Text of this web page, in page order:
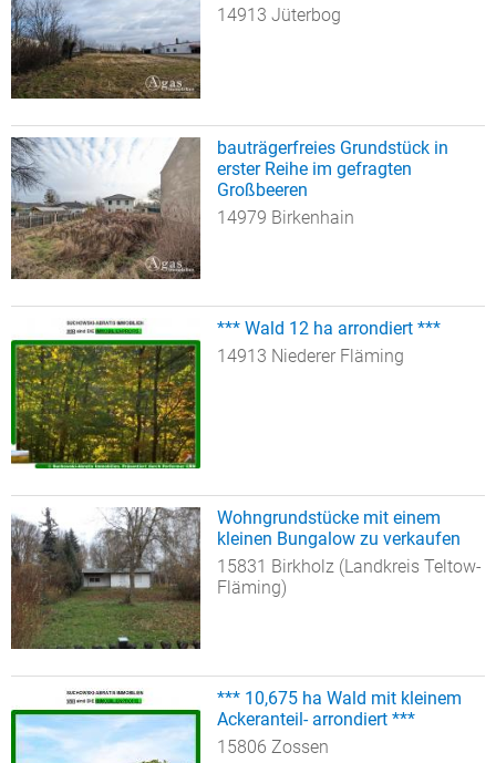
14913 Jüterbog
bauträgerfreies Grundstück in
erster Reihe im gefragten
Großbeeren
14979 Birkenhain
*** Wald 12 ha arrondiert ***
14913 Niederer Fläming
Wohngrundstücke mit einem
kleinen Bungalow zu verkaufen
15831 Birkholz (Landkreis Teltow-
Fläming)
*** 10,675 ha Wald mit kleinem
Ackeranteil- arrondiert ***
15806 Zossen